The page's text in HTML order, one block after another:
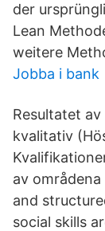
der
Lean
weitere
Jobba i bank
Resultatet
kvalitativ
av
and
social skills